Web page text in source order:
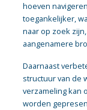
hoeven
toegankelijker,
naar op zoek
aangenamere
Daarnaast
structuur van de
verzameling kan
worden